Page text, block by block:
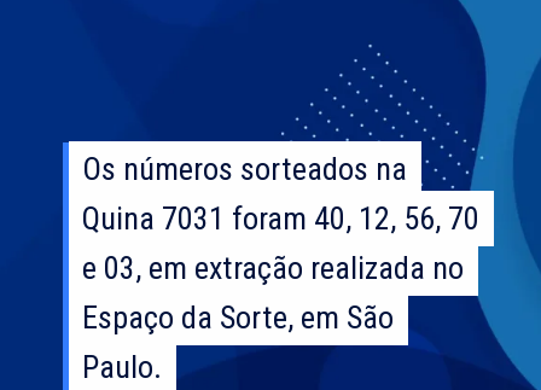
Os números sorteados na
Quina 7031 foram 40, 12, 56, 70
e 03, em extração realizada no
Espaço da Sorte, em São
Paulo.
Os números sorteados na
Quina 7031 foram 40, 12, 56, 70
e 03, em extração realizada no
Espaço da Sorte, em São
Paulo.